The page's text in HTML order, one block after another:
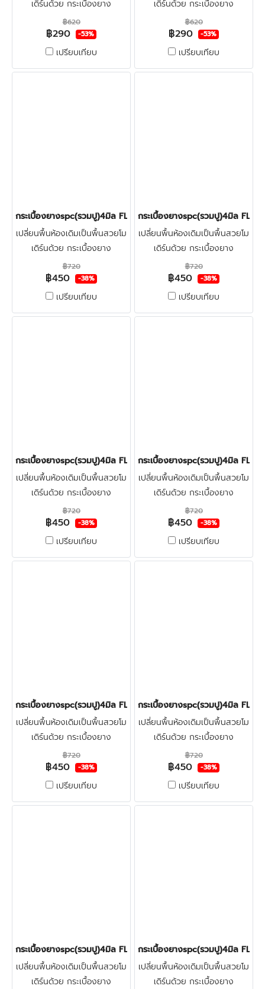
เดิร์นด้วย กระเบื้องยาง
ลายไม้spc4มิล FLOOR-PRO
ทำจากไวนิลผสมหิน แข็งแรงผิว
หน้าเคลือบชั้นกันรอย ทนน้ำกัน
฿620
฿290 -53%
เปรียบเทียบ
เดิร์นด้วย กระเบื้องยาง
ลายไม้spc4มิล FLOOR-PRO
ทำจากไวนิลผสมหิน แข็งแรงผิว
หน้าเคลือบชั้นกันรอย ทนน้ำกัน
฿620
฿290 -53%
เปรียบเทียบ
กระเบื้องยางspc(รวมปู)4มิล FLOOR-PRO NATURAL OAK 450บา
เปลี่ยนพื้นห้องเดิมเป็นพื้นสวยโม
เดิร์นด้วย กระเบื้องยาง
ลายไม้spc4มิล FLOOR-PRO +
โฟมรองปรับระดับ + ปูฟรีรวมติด
ตั้ง + ตรวจพื้นก่อนติดตั้ง คลิก
฿720
฿450 -38%
เปรียบเทียบ
กระเบื้องยางspc(รวมปู)4มิล
เปลี่ยนพื้นห้องเดิมเป็นพื้นสวยโม
เดิร์นด้วย กระเบื้องยาง
ลายไม้spc4มิล FLOOR-PRO +
โฟมรองปรับระดับ + ปูฟรีรวมติด
ตั้ง + ตรวจพื้นก่อนติดตั้ง คลิก
฿720
฿450 -38%
เปรียบเทียบ
กระเบื้องยางspc(รวมปู)4มิล FLOOR-PRO SMOKE OAK 450บาท/
เปลี่ยนพื้นห้องเดิมเป็นพื้นสวยโม
เดิร์นด้วย กระเบื้องยาง
ลายไม้spc4มิล FLOOR-PRO +
โฟมรองปรับระดับ + ปูฟรีรวมติด
ตั้ง + ตรวจพื้นก่อนติดตั้ง คลิก
฿720
฿450 -38%
เปรียบเทียบ
กระเบื้องยางspc(รวมปู)4มิล
เปลี่ยนพื้นห้องเดิมเป็นพื้นสวยโม
เดิร์นด้วย กระเบื้องยาง
ลายไม้spc4มิล FLOOR-PRO +
โฟมรองปรับระดับ + ปูฟรีรวมติด
ตั้ง + ตรวจพื้นก่อนติดตั้ง คลิก
฿720
฿450 -38%
เปรียบเทียบ
กระเบื้องยางspc(รวมปู)4มิล FLOOR-PRO BEIGE OAK 450บาท/ต
เปลี่ยนพื้นห้องเดิมเป็นพื้นสวยโม
เดิร์นด้วย กระเบื้องยาง
ลายไม้spc4มิล FLOOR-PRO +
โฟมรองปรับระดับ + ปูฟรีรวมติด
ตั้ง + ตรวจพื้นก่อนติดตั้ง คลิก
฿720
฿450 -38%
เปรียบเทียบ
กระเบื้องยางspc(รวมปู)4มิล
เปลี่ยนพื้นห้องเดิมเป็นพื้นสวยโม
เดิร์นด้วย กระเบื้องยาง
ลายไม้spc4มิล FLOOR-PRO +
โฟมรองปรับระดับ + ปูฟรีรวมติด
ตั้ง + ตรวจพื้นก่อนติดตั้ง คลิก
฿720
฿450 -38%
เปรียบเทียบ
กระเบื้องยางspc(รวมปู)4มิล FLOOR-PRO GRAY OAK 450บาท/ตร
เปลี่ยนพื้นห้องเดิมเป็นพื้นสวยโม
เดิร์นด้วย กระเบื้องยาง
กระเบื้องยางspc(รวมปู)4มิล
เปลี่ยนพื้นห้องเดิมเป็นพื้นสวยโม
เดิร์นด้วย กระเบื้องยาง